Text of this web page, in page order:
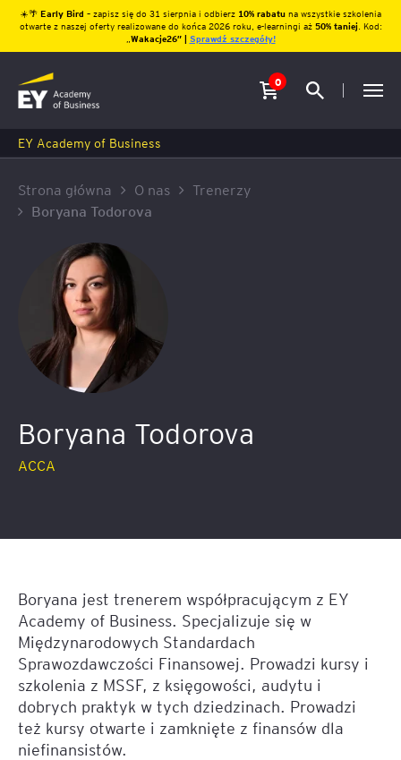
☀️🌴 Early Bird – zapisz się do 31 sierpnia i odbierz10% rabatu na wszystkie szkolenia
otwarte z naszej oferty realizowane do końca 2026 roku, e-learningi aż 50% taniej. Kod:
Wakacje26″ | Sprawdź szczegóły!
0
EY Academy of Business
Strona główna O nas
Trenerzy
Boryana Todorova
Boryana Todorova
ACCA
Boryana jest trenerem współpracującym z EY
Academy of Business. Specjalizuje się w
Międzynarodowych Standardach
Sprawozdawczości Finansowej. Prowadzi kursy i
szkolenia z MSSF, z księgowości, audytu i
dobrych praktyk w tych dziedzinach. Prowadzi
też kursy otwarte i zamknięte z finansów dla
niefinansistów.